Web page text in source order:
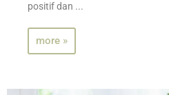
positif dan ...
more »